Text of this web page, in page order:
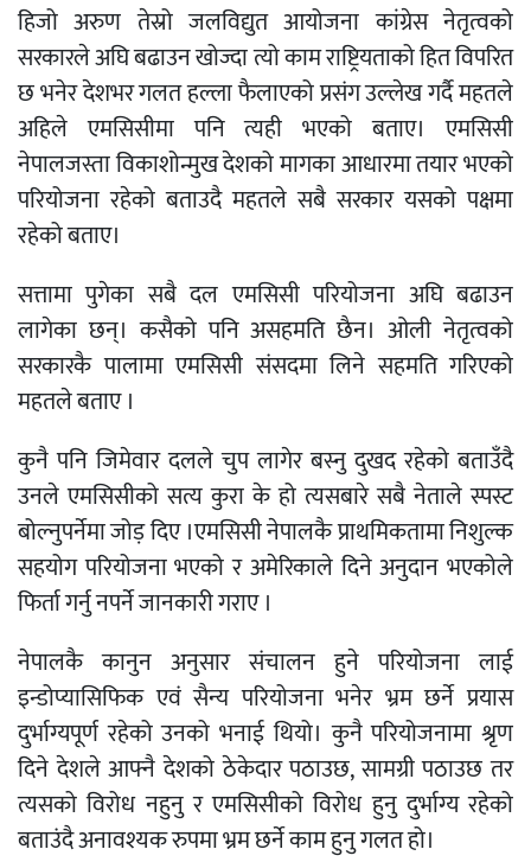
हिजो अरुण तेस्रो जलविद्युत आयोजना कांग्रेस नेतृत्वको
सरकारले अघि बढाउन खोज्दा त्यो काम राष्ट्रियताको हित विपरित
छ भनेर देशभर गलत हल्ला फैलाएको प्रसंग उल्लेख गर्दै महतले
अहिले एमसिसीमा पनि त्यही भएको बताए। एमसिसी
नेपालजस्ता विकाशोन्मुख देशको मागका आधारमा तयार भएको
परियोजना रहेको बताउदै महतले सबै सरकार यसको पक्षमा
रहेको बताए।
सत्तामा पुगेका सबै दल एमसिसी परियोजना अघि बढाउन
लागेका छन्। कसैको पनि असहमति छैन। ओली नेतृत्वको
सरकारकै पालामा एमसिसी संसदमा लिने सहमति गरिएको
महतले बताए ।
कुनै पनि जिमेवार दलले चुप लागेर बस्नु दुखद रहेको बताउँदै
उनले एमसिसीको सत्य कुरा के हो त्यसबारे सबै नेताले स्पस्ट
बोल्नुपर्नेमा जोड़ दिए ।एमसिसी नेपालकै प्राथमिकतामा निशुल्क
सहयोग परियोजना भएको र अमेरिकाले दिने अनुदान भएकोले
फिर्ता गर्नु नपर्ने जानकारी गराए ।
नेपालकै कानुन अनुसार संचालन हुने परियोजना लाई
इन्डोप्यासिफिक एवं सैन्य परियोजना भनेर भ्रम छर्ने प्रयास
दुर्भाग्यपूर्ण रहेको उनको भनाई थियो। कुनै परियोजनामा श्रृण
दिने देशले आफ्नै देशको ठेकेदार पठाउछ, सामग्री पठाउछ तर
त्यसको विरोध नहुनु र एमसिसीको विरोध हुनु दुर्भाग्य रहेको
बताउंदै अनावश्यक रुपमा भ्रम छर्ने काम हुनु गलत हो।